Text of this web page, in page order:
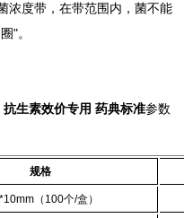
浓度带，在带范围内，菌不能
"。
抗生素效价专用 药典标准参数
规格
（ 100个/盒）